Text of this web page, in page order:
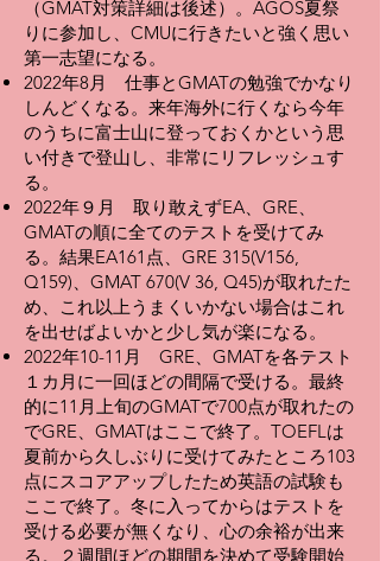
（GMAT対策詳細は後述）。AGOS夏祭
りに参加し、CMUに行きたいと強く思い
第一志望になる。
2022年8月 仕事とGMATの勉強でかなり
しんどくなる。来年海外に行くなら今年
のうちに富士山に登っておくかという思
い付きで登山し、非常にリフレッシュす
る。
2022年９月 取り敢えずEA、GRE、
GMATの順に全てのテストを受けてみ
る。結果EA161点、GRE 315(V156,
Q159)、GMAT 670(V 36, Q45)が取れたた
め、これ以上うまくいかない場合はこれ
を出せばよいかと少し気が楽になる。
2022年10-11月 GRE、GMATを各テスト
１カ月に一回ほどの間隔で受ける。最終
的に11月上旬のGMATで700点が取れたの
でGRE、GMATはここで終了。TOEFLは
夏前から久しぶりに受けてみたところ103
点にスコアアップしたため英語の試験も
ここで終了。冬に入ってからはテストを
受ける必要が無くなり、心の余裕が出来
る。２週間ほどの期間を決めて受験開始